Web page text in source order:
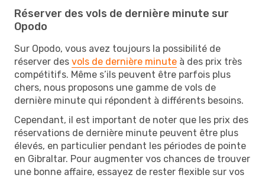
Réserver des vols de dernière minute sur
Opodo
Sur Opodo, vous avez toujours la possibilité de
réserver des vols de dernière minute à des prix très
compétitifs. Même s’ils peuvent être parfois plus
chers, nous proposons une gamme de vols de
dernière minute qui répondent à différents besoins.
Cependant, il est important de noter que les prix des
réservations de dernière minute peuvent être plus
élevés, en particulier pendant les périodes de pointe
en Gibraltar. Pour augmenter vos chances de trouver
une bonne affaire, essayez de rester flexible sur vos